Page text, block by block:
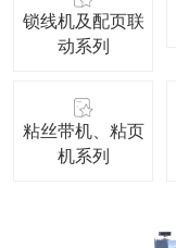
锁线机及配页联
动系列
粘丝带机、粘页
机系列